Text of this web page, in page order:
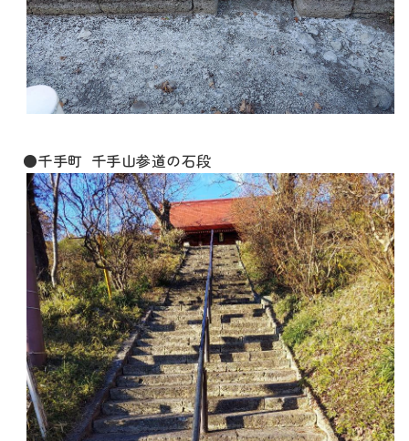
●千手町 千手山参道の石段